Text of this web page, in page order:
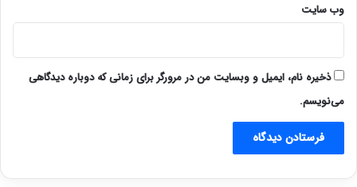
وب‌ سایت
ذخیره نام، ایمیل و وبسایت من در مرورگر برای زمانی که دوباره دیدگاهی
می‌نویسم.